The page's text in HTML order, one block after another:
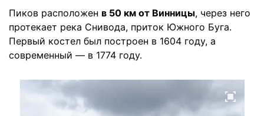
Пиков расположен в 50 км от Винницы, через него
протекает река Снивода, приток Южного Буга.
Первый костел был построен в 1604 году, а
современный — в 1774 году.